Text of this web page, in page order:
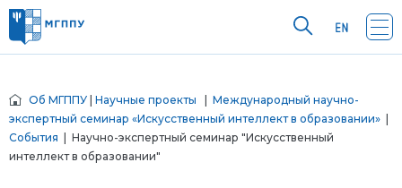
Об МГППУ Научные проекты
Международный научно-
экспертный семинар «Искусственный интеллект в образовании»
События | Научно-экспертный семинар "Искусственный
интеллект в образовании"